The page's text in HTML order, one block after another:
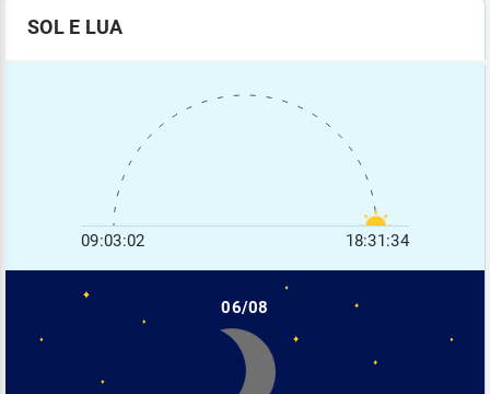
SOL E LUA
09:03:02 18:31:34
06/08